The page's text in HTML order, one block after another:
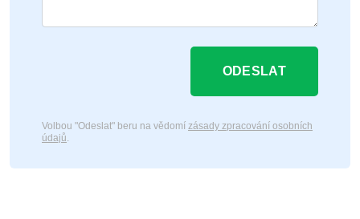
ODESLAT
Volbou "Odeslat" beru na vědomí zásady zpracování osobních
údajů.